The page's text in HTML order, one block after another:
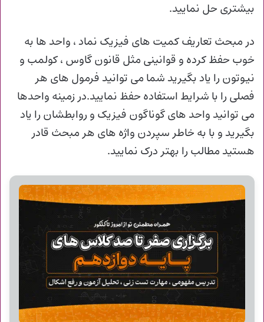
بیشتری حل نمایید.
در مبحث تعاریف کمیت های فیزیک نماد ، واحد ها به
خوب حفظ کرده و قوانینی مثل قانون گاوس ، کولمب و
نیوتون را یاد بگیرید شما می توانید فرمول های هر
فصلی را با شرایط استفاده حفظ نمایید.در زمینه واحدها
می توانید واحد های گوناگون فیزیک و روابطشان را یاد
بگیرید و با به خاطر سپردن واژه های هر مبحث قادر
هستید مطالب را بهتر درک نمایید.